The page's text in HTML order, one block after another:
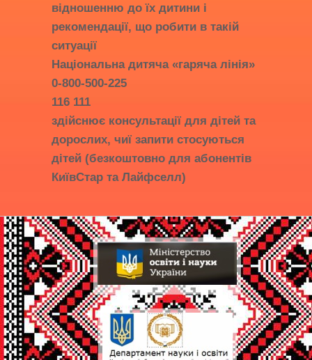
відношенню до їх дитини і
рекомендації, що робити в такій
ситуації
Національна дитяча «гаряча лінія»
0-800-500-225
116 111
здійснює консультації для дітей та
дорослих, чиї запити стосуються
дітей (безкоштовно для абонентів
КиївСтар та Лайфселл)